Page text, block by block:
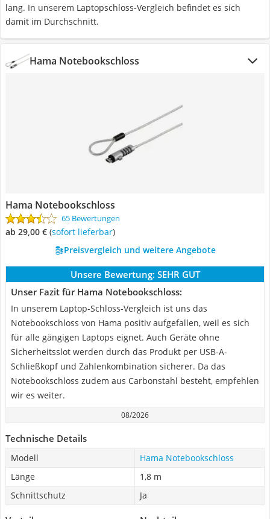
lang. In unserem Laptopschloss-Vergleich befindet es sich
damit im Durchschnitt.
Hama Notebookschloss
Hama Notebookschloss
65 Bewertungen
ab 29,00 € ( Sofort lieferbar)
Preisvergleich und weitere Angebote
Unsere Bewertung: SEHR GUT
Unser Fazit für Hama Notebookschloss:
In unserem Laptop-Schloss-Vergleich ist uns das
Notebookschloss von Hama positiv aufgefallen, weil es sich
für alle gängigen Laptops eignet. Auch Geräte ohne
Sicherheitsslot werden durch das Produkt per USB-A-
Schließkopf und Zahlenkombination sicherer. Da das
Notebookschloss zudem aus Carbonstahl besteht, empfehlen
wir es weiter.
08/2026
Technische Details
Modell
Hama Notebookschloss
Länge
1,8 m
Schnittschutz
Ja